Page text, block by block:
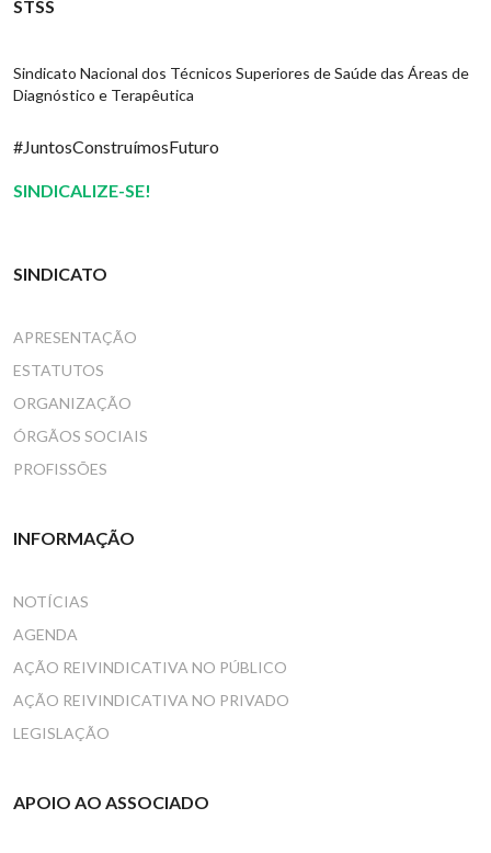
STSS
Sindicato Nacional dos Técnicos Superiores de Saúde das Áreas de
Diagnóstico e Terapêutica
#JuntosConstruímosFuturo
SINDICALIZE-SE!
SINDICATO
APRESENTAÇÃO
ESTATUTOS
ORGANIZAÇÃO
ÓRGÃOS SOCIAIS
PROFISSÕES
INFORMAÇÃO
NOTÍCIAS
AGENDA
AÇÃO REIVINDICATIVA NO PÚBLICO
AÇÃO REIVINDICATIVA NO PRIVADO
LEGISLAÇÃO
APOIO AO ASSOCIADO